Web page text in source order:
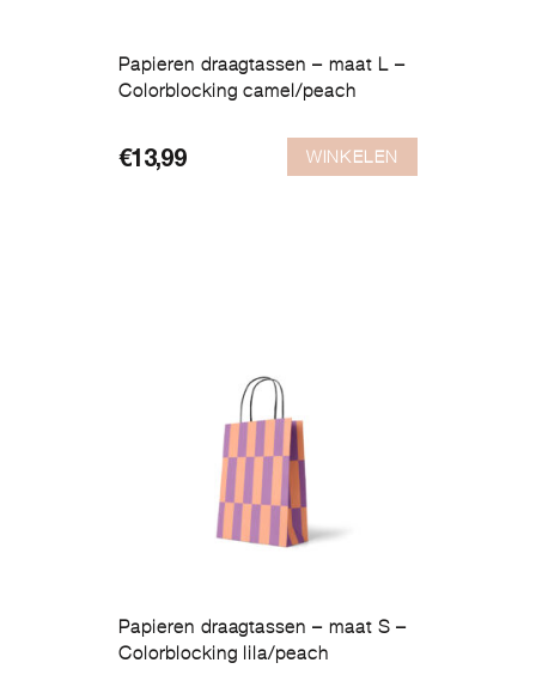
Papieren draagtassen – maat L –
Colorblocking camel/peach
€13,99 WINKELEN
Papieren draagtassen – maat S –
Colorblocking lila/peach